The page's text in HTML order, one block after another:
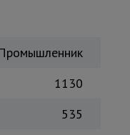
1130
535